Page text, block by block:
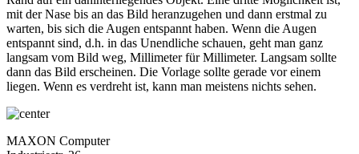
mit der Nase bis an das Bild heranzugehen und dann erstmal zu
warten, bis sich die Augen entspannt haben. Wenn die Augen
entspannt sind, d.h. in das Unendliche schauen, geht man ganz
langsam vom Bild weg, Millimeter für Millimeter. Langsam sollte
dann das Bild erscheinen. Die Vorlage sollte gerade vor einem
liegen. Wenn es verdreht ist, kann man meistens nichts sehen.
MAXON Computer